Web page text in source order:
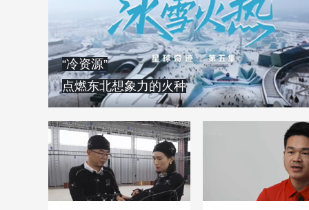
知识！
“冷资源”
点燃东北想象力的火种